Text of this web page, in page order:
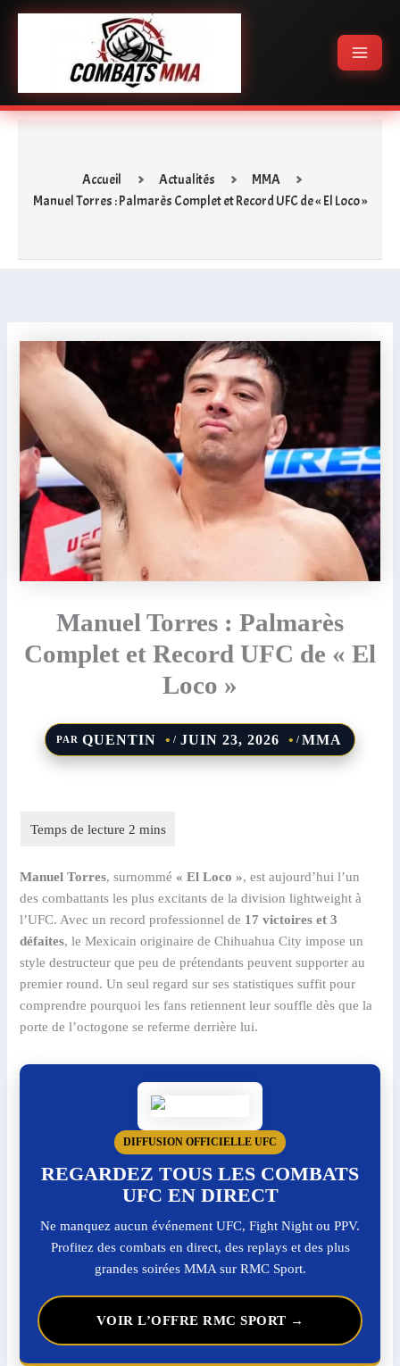
Aller
Menu
Accueil Actualités
MMA
Manuel Torres : Palmarès Complet et Record UFC de « El Loco »
Manuel Torres : Palmarès
Complet et Record UFC de « El
Loco »
PAR QUENTIN / JUIN 23, 2026 / MMA
Manuel Torres, surnommé « El Loco », est aujourd’hui l’un
des combattants les plus excitants de la division lightweight à
l’UFC. Avec un record professionnel de 17 victoires et 3
défaites, le Mexicain originaire de Chihuahua City impose un
style destructeur que peu de prétendants peuvent supporter au
premier round. Un seul regard sur ses statistiques suffit pour
comprendre pourquoi les fans retiennent leur souffle dès que la
porte de l’octogone se referme derrière lui.
DIFFUSION OFFICIELLE UFC
REGARDEZ TOUS LES COMBATS
UFC EN DIRECT
Ne manquez aucun événement UFC, Fight Night ou PPV.
Profitez des combats en direct, des replays et des plus
grandes soirées MMA sur RMC Sport.
VOIR L’OFFRE RMC SPORT →